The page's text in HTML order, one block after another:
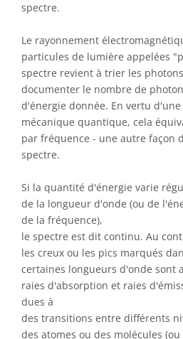
spectre.
Le rayonnement
particules de lumière appelées
spectre revient à trier les
documenter le nombre de
d'énergie donnée. En vertu
mécanique quantique, cela
par fréquence - une autre façon
spectre.
Si la quantité d'énergie varie
de la longueur d'onde (ou de
de la fréquence),
le spectre est dit continu. Au
les creux ou les pics marqués
certaines longueurs d'onde sont
raies d'absorption et raies
dues à
des transitions entre différents
des atomes ou des molécules